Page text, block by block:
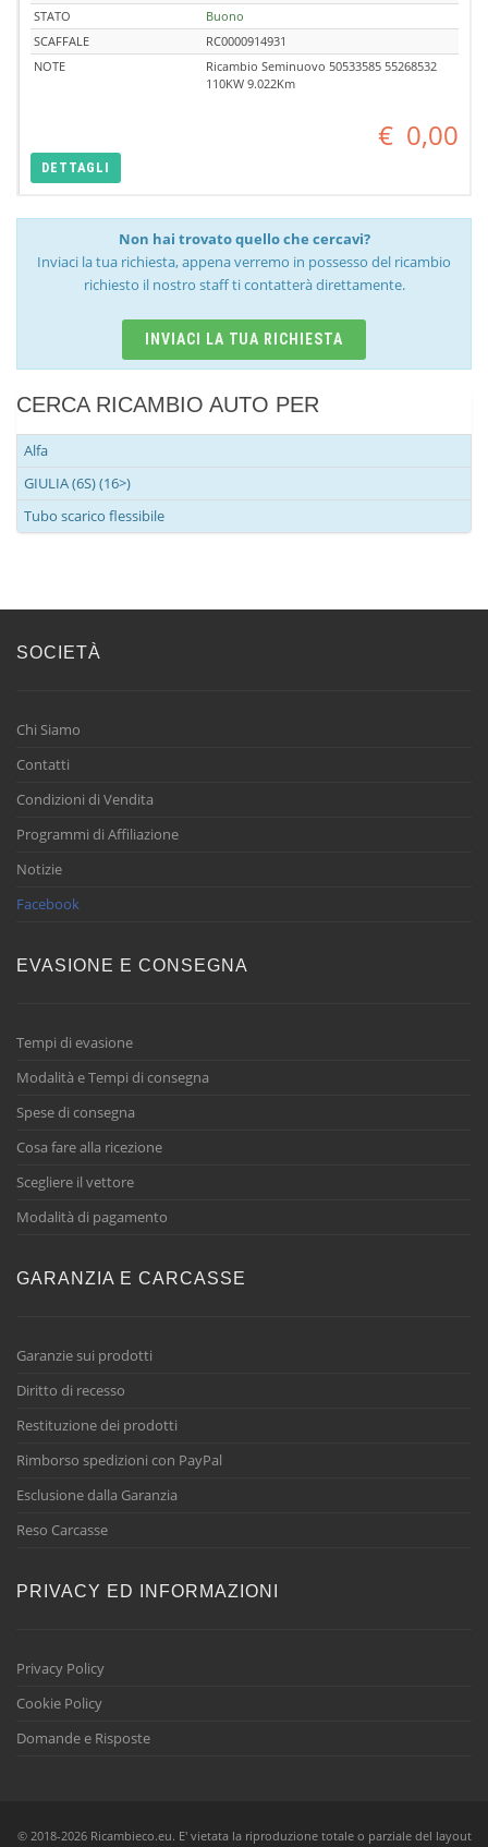
STATO
Buono
SCAFFALE
RC0000914931
NOTE
Ricambio Seminuovo 50533585 55268532
110KW 9.022Km
€ 0,00
DETTAGLI
Non hai trovato quello che cercavi?
Inviaci la tua richiesta, appena verremo in possesso del ricambio
richiesto il nostro staff ti contatterà direttamente.
INVIACI LA TUA RICHIESTA
CERCA RICAMBIO AUTO PER
Alfa
GIULIA (6S) (16>)
Tubo scarico flessibile
SOCIETÀ
Chi Siamo
Contatti
Condizioni di Vendita
Programmi di Affiliazione
Notizie
Facebook
EVASIONE E CONSEGNA
Tempi di evasione
Modalità e Tempi di consegna
Spese di consegna
Cosa fare alla ricezione
Scegliere il vettore
Modalità di pagamento
GARANZIA E CARCASSE
Garanzie sui prodotti
Diritto di recesso
Restituzione dei prodotti
Rimborso spedizioni con PayPal
Esclusione dalla Garanzia
Reso Carcasse
PRIVACY ED INFORMAZIONI
Privacy Policy
Cookie Policy
Domande e Risposte
© 2018-2026 Ricambieco.eu. E' vietata la riproduzione totale o parziale del layout